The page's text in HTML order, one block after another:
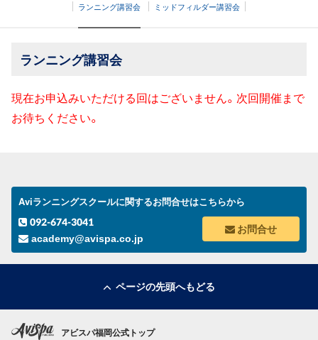
ランニング講習会 ミッドフィルダー講習会
ランニング講習会
現在お申込みいただける回はございません。次回開催まで
お待ちください。
Aviランニングスクールに関するお問合せはこちらから
092-674-3041
academy@avispa.co.jp
お問合せ
ページの先頭へもどる
アビスパ福岡公式トップ